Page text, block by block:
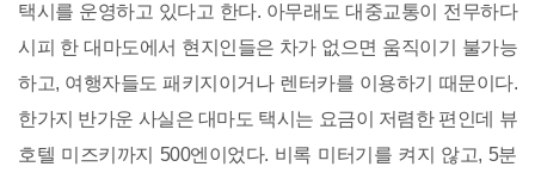
택시를 운영하고 있다고 한다. 아무래도 대중교통이 전무하다
시피 한 대마도에서 현지인들은 차가 없으면 움직이기 불가능
하고, 여행자들도 패키지이거나 렌터카를 이용하기 때문이다.
한가지 반가운 사실은 대마도 택시는 요금이 저렴한 편인데 뷰
호텔 미즈키까지 500엔이었다. 비록 미터기를 켜지 않고, 5분